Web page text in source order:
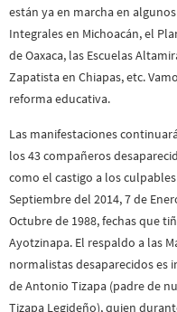
están ya en marcha en
Integrales en Michoacán, el
de Oaxaca, las Escuelas
Zapatista en Chiapas, etc.
reforma educativa.
Las manifestaciones
los 43 compañeros
como el castigo a los
Septiembre del 2014, 7 de
Octubre de 1988, fechas que
Ayotzinapa. El respaldo a las
normalistas desaparecidos es
de Antonio Tizapa (padre de
Tizapa Legideño), quien